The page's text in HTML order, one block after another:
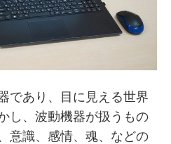
であり、目に見える世界
し、波動機器が扱うもの
意識、感情、魂、などの